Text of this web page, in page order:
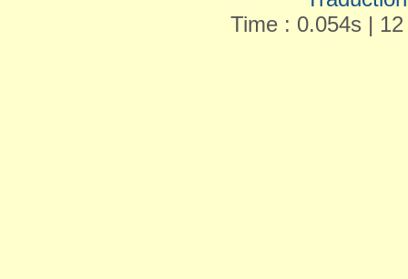
Time : 0.054s |